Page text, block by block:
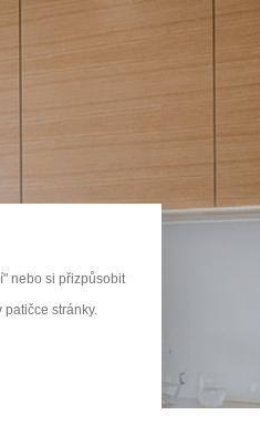
nebo si přizpůsobit
stránky.